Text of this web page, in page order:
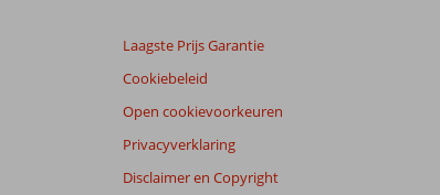
Laagste Prijs Garantie
Cookiebeleid
Open cookievoorkeuren
Privacyverklaring
Disclaimer en Copyright